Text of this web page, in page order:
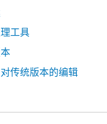
工具
传统版本的编辑